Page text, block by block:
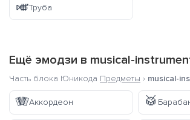
🎺Труба
Ещё эмодзи в musical-
Часть блока Юникода Предметы › musical-
🪗Аккордеон 🥁